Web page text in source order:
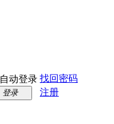
自动登录 找回密码
登录 注册